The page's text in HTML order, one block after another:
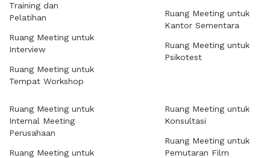
Training dan
Pelatihan
Ruang Meeting untuk
Interview
Ruang Meeting untuk
Tempat Workshop
Ruang Meeting untuk
Kantor Sementara
Ruang Meeting untuk
Psikotest
Ruang Meeting untuk
Internal Meeting
Perusahaan
Ruang Meeting untuk
Ruang Meeting untuk
Konsultasi
Ruang Meeting untuk
Pemutaran Film